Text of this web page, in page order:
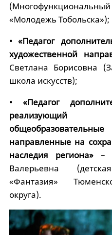
«Молодежь Тобольска»);
• «Педагог
художественной
Светлана Борисовна
школа искусств);
• «Педагог
реализующий
направленные на
наследия региона» –
Валерьевна
«Фантазия»
округа).